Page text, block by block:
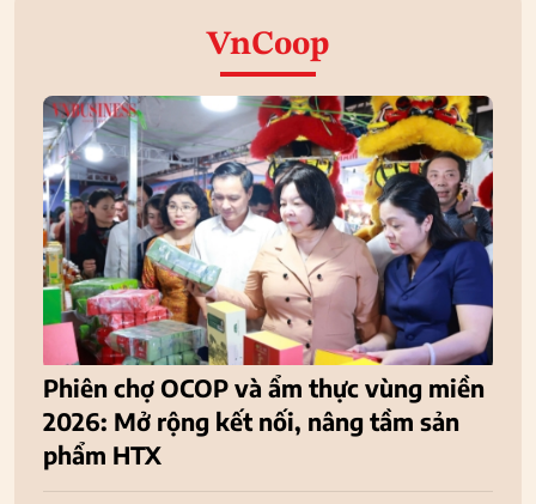
VnCoop
Phiên chợ OCOP và ẩm thực vùng miền
2026: Mở rộng kết nối, nâng tầm sản
phẩm HTX